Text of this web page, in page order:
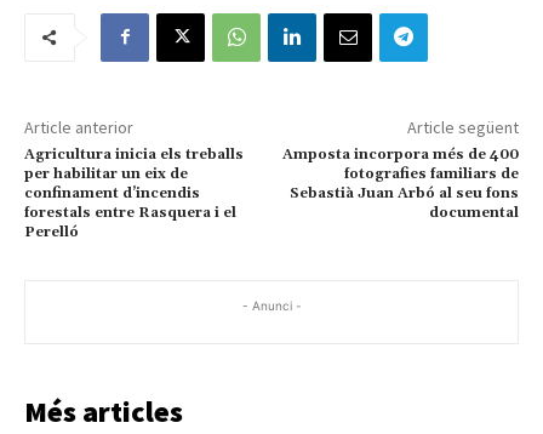
Article anterior
Agricultura inicia els treballs
per habilitar un eix de
confinament d’incendis
forestals entre Rasquera i el
Perelló
Article següent
Amposta incorpora més de 400
fotografies familiars de
Sebastià Juan Arbó al seu fons
documental
- Anunci -
Més articles